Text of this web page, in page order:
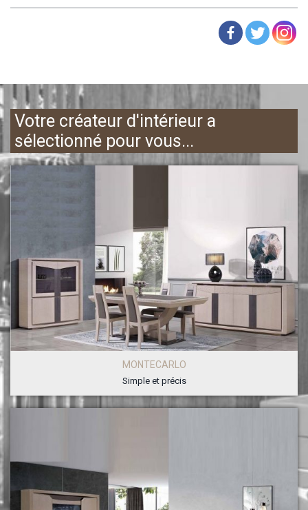
Votre créateur d'intérieur a
sélectionné pour vous...
MONTECARLO
Simple et précis